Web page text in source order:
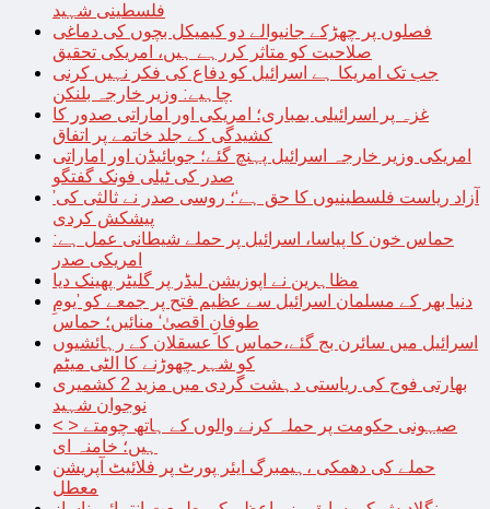
فلسطینی شہید
فصلوں پر چھڑکے جانیوالے دو کیمیکل بچوں کی دماغی
صلاحیت کو متاثر کررہے ہیں، امریکی تحقیق
جب تک امریکا ہے اسرائیل کو دفاع کی فکر نہیں کرنی
چاہیے: وزیر خارجہ بلنکن
غزہ پر اسرائیلی بمباری؛ امریکی اور اماراتی صدور کا
کشیدگی کے جلد خاتمے پر اتفاق
امریکی وزیر خارجہ اسرائیل پہنچ گئے؛ جوبائیڈن اور اماراتی
صدر کی ٹیلی فونک گفتگو
’آزاد ریاست فلسطینیوں کا حق ہے‘؛ روسی صدر نے ثالثی کی
پیشکش کردی
حماس خون کا پیاسا، اسرائیل پر حملے شیطانی عمل ہے:
امریکی صدر
مظاہرین نے اپوزیشن لیڈر پر گلیٹر پھینک دیا
دنیا بھر کے مسلمان اسرائیل سے عظیم فتح پر جمعے کو ’یومِ
طوفانِ اقصیٰ‘ منائیں؛ حماس
اسرائیل میں سائرن بج گئے،حماس کا عسقلان کے رہائشیوں
کو شہر چھوڑنے کا الٹی میٹم
بھارتی فوج کی ریاستی دہشت گردی میں مزید 2 کشمیری
نوجوان شہید
< > صیہونی حکومت پر حملہ کرنے والوں کے ہاتھ چومتے
ہیں؛ خامنہ ای
حملے کی دھمکی ،ہیمبرگ ایئر پورٹ پر فلائیٹ آپریشن
معطل